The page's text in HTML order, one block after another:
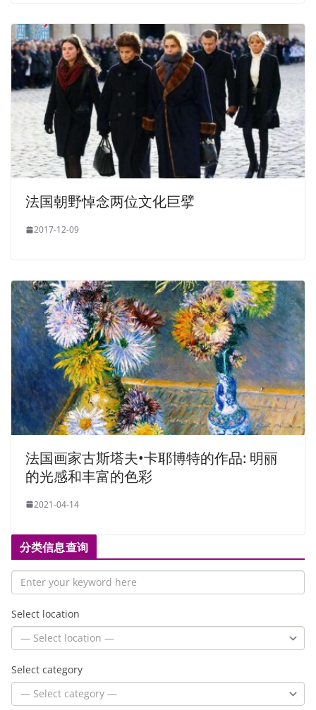
法国朝野悼念两位文化巨擘
2017-12-09
法国画家古斯塔夫•卡耶博特的作品: 明丽
的光感和丰富的色彩
2021-04-14
分类信息查询
Select location
Select category